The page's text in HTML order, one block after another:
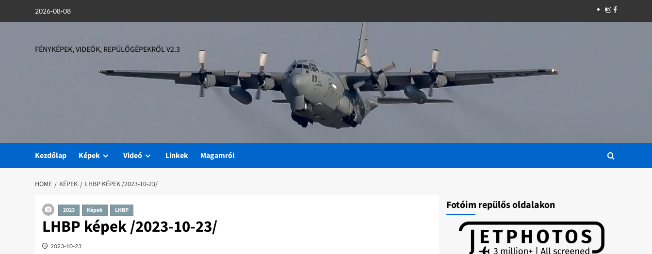
2026-08-08 Instagram
Facebook
FÉNYKÉPEK, VIDEÓK, REPÜLŐGÉPEKRŐL V2.3
Kezdőlap Képek Videó Linkek Magamról
HOME KÉPEK LHBP KÉPEK /2023-10-23/
2023 Képek LHBP
LHBP képek /2023-10-23/
2023-10-23
Fotóim repülős oldalakon